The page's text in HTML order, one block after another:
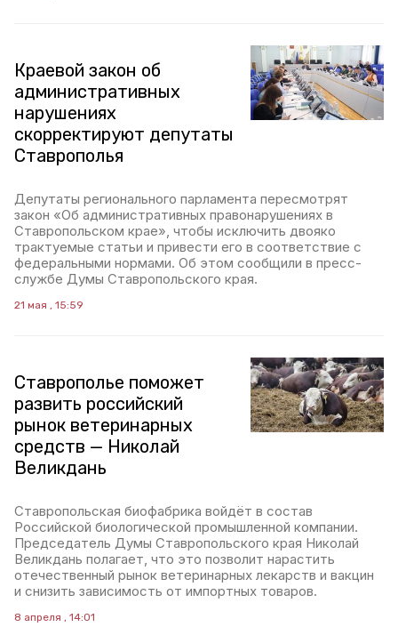
Краевой закон об
административных
нарушениях
скорректируют депутаты
Ставрополья
Депутаты регионального парламента пересмотрят
закон «Об административных правонарушениях в
Ставропольском крае», чтобы исключить двояко
трактуемые статьи и привести его в соответствие с
федеральными нормами. Об этом сообщили в пресс-
службе Думы Ставропольского края.
21 мая , 15:59
Ставрополье поможет
развить российский
рынок ветеринарных
средств — Николай
Великдань
Ставропольская биофабрика войдёт в состав
Российской биологической промышленной компании.
Председатель Думы Ставропольского края Николай
Великдань полагает, что это позволит нарастить
отечественный рынок ветеринарных лекарств и вакцин
и снизить зависимость от импортных товаров.
8 апреля , 14:01